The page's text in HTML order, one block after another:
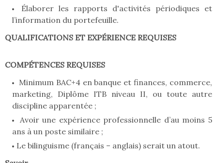
Élaborer les rapports d'activités périodiques et
l’information du portefeuille.
QUALIFICATIONS ET EXPÉRIENCE REQUISES
COMPÉTENCES REQUISES
Minimum BAC+4 en banque et finances, commerce,
marketing, Diplôme ITB niveau II, ou toute autre
discipline apparentée ;
Avoir une expérience professionnelle d’au moins 5
ans à un poste similaire ;
Le bilinguisme (français – anglais) serait un atout.